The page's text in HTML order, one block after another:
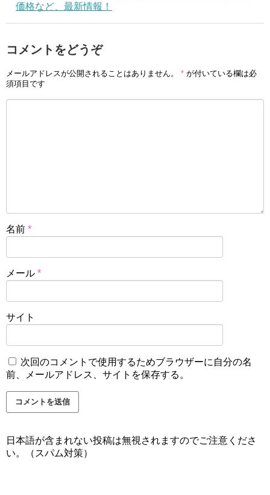
価格など、最新情報！
コメントをどうぞ
メールアドレスが公開されることはありません。 * が付いている欄は必
須項目です
名前 *
メール *
サイト
次回のコメントで使用するためブラウザーに自分の名
前、メールアドレス、サイトを保存する。
日本語が含まれない投稿は無視されますのでご注意くださ
い。（スパム対策）